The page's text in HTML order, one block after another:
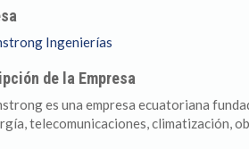
Ingenierías
de la Empresa
es una empresa ecuatoriana
telecomunicaciones, climatización,